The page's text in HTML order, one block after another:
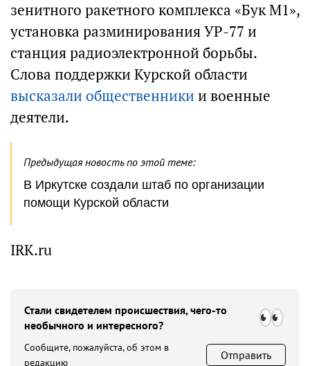
зенитного ракетного комплекса «Бук М1»,
установка разминирования УР-77 и
станция радиоэлектронной борьбы.
Слова поддержки Курской области
высказали общественники и военные
деятели.
Предыдущая новость по этой теме:
В Иркутске создали штаб по организации
помощи Курской области
IRK.ru
Стали свидетелем происшествия, чего-то
необычного и интересного?
Сообщите, пожалуйста, об этом в
редакцию
Отправить